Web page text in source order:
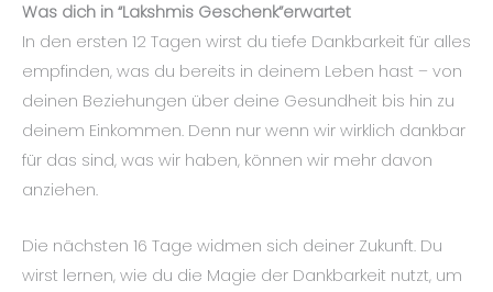
Was dich in “Lakshmis Geschenk”erwartet
In den ersten 12 Tagen wirst du tiefe Dankbarkeit für alles
empfinden, was du bereits in deinem Leben hast – von
deinen Beziehungen über deine Gesundheit bis hin zu
deinem Einkommen. Denn nur wenn wir wirklich dankbar
für das sind, was wir haben, können wir mehr davon
anziehen.
Die nächsten 16 Tage widmen sich deiner Zukunft. Du
wirst lernen, wie du die Magie der Dankbarkeit nutzt, um